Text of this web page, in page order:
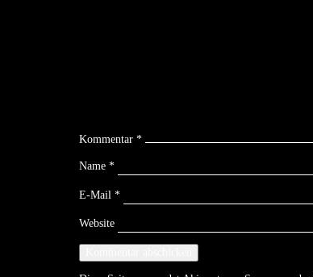
Kommentar *
Name *
E-Mail *
Website